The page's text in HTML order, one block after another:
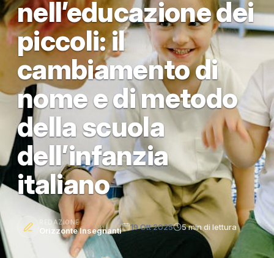
nell’educazione dei
piccoli: il
cambiamento di
nome e di metodo
della scuola
dell’infanzia
italiano
REDAZIONE
Orizzonte Insegnanti 19 Ott 2025 5 min di lettura